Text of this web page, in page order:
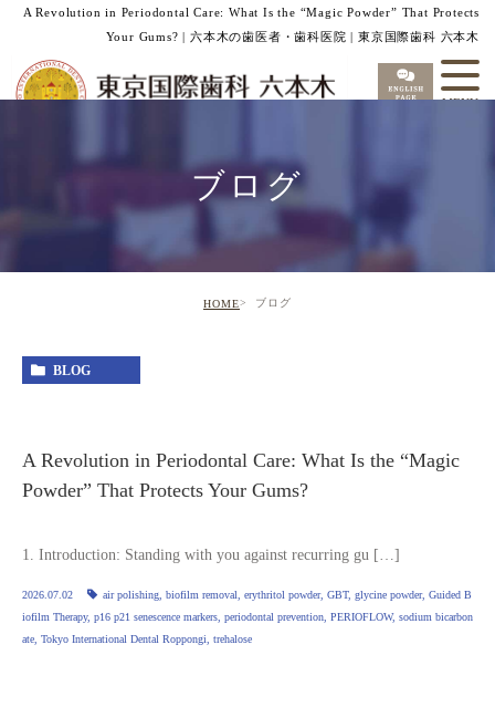
A Revolution in Periodontal Care: What Is the “Magic Powder” That Protects
Your Gums? | 六本木の歯医者・歯科医院 | 東京国際歯科 六本木
ブログ
HOME ブログ
BLOG
A Revolution in Periodontal Care: What Is the “Magic
Powder” That Protects Your Gums?
1. Introduction: Standing with you against recurring gu […]
2026.07.02 air polishing biofilm removal erythritol powder, GBT, glycine powder, Guided B
iofilm Therapy, p16 p21 senescence markers periodontal prevention PERIOFLOW, sodium bicarbon
ate Tokyo International Dental Roppongi trehalose